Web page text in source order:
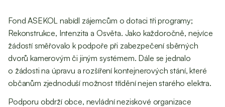
Fond ASEKOL nabídl zájemcům o dotaci tři programy;
Rekonstrukce, Intenzita a Osvěta. Jako každoročně, nejvíce
žádostí směřovalo k podpoře při zabezpečení sběrných
dvorů kamerovým či jiným systémem. Dále se jednalo
o žádosti na úpravu a rozšíření kontejnerových stání, které
občanům zjednoduší možnost třídění nejen starého elektra.
Podporu obdrží obce, nevládní neziskové organizace